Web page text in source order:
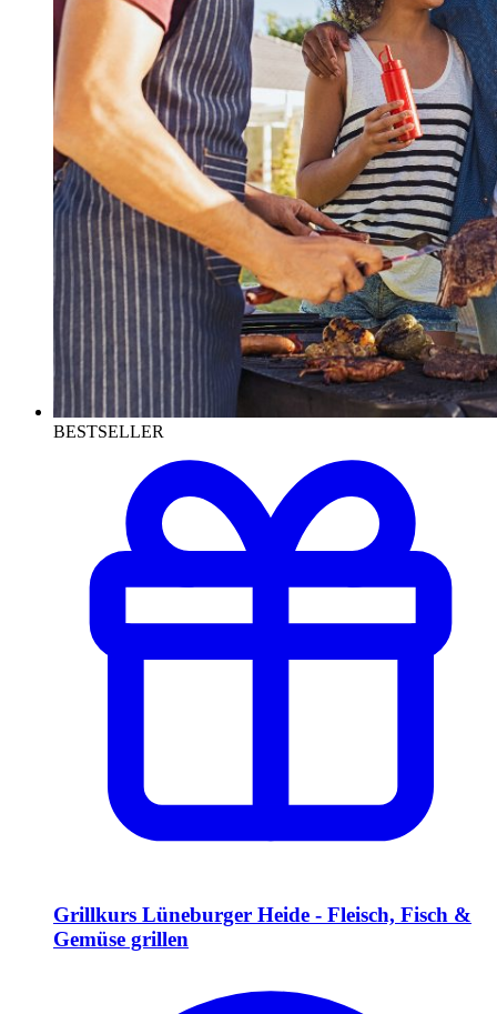
BESTSELLER
Grillkurs Lüneburger Heide - Fleisch, Fisch &
Gemüse grillen